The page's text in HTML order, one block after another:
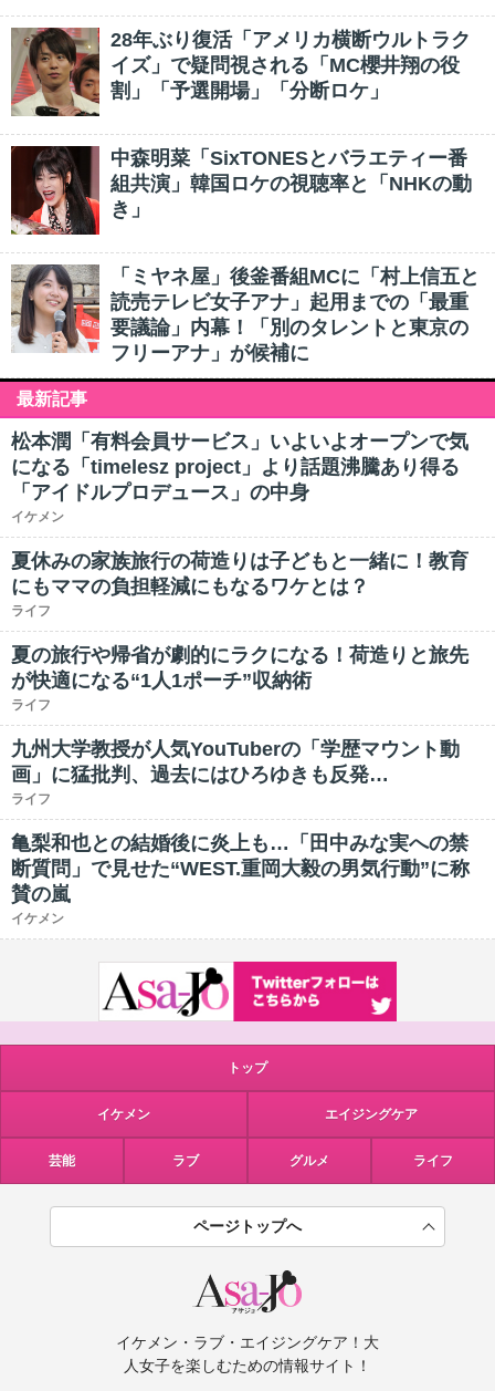
28年ぶり復活「アメリカ横断ウルトラク
イズ」で疑問視される「MC櫻井翔の役
割」「予選開場」「分断ロケ」
中森明菜「SixTONESとバラエティー番
組共演」韓国ロケの視聴率と「NHKの動
き」
「ミヤネ屋」後釜番組MCに「村上信五と
読売テレビ女子アナ」起用までの「最重
要議論」内幕！「別のタレントと東京の
フリーアナ」が候補に
最新記事
松本潤「有料会員サービス」いよいよオープンで気
になる「timelesz project」より話題沸騰あり得る
「アイドルプロデュース」の中身
イケメン
夏休みの家族旅行の荷造りは子どもと一緒に！教育
にもママの負担軽減にもなるワケとは？
ライフ
夏の旅行や帰省が劇的にラクになる！荷造りと旅先
が快適になる“1人1ポーチ”収納術
ライフ
九州大学教授が人気YouTuberの「学歴マウント動
画」に猛批判、過去にはひろゆきも反発…
ライフ
亀梨和也との結婚後に炎上も…「田中みな実への禁
断質問」で見せた“WEST.重岡大毅の男気行動”に称
賛の嵐
イケメン
トップ
イケメン エイジングケア
芸能 ラブ グルメ ライフ
ページトップへ
イケメン・ラブ・エイジングケア！大
人女子を楽しむための情報サイト！